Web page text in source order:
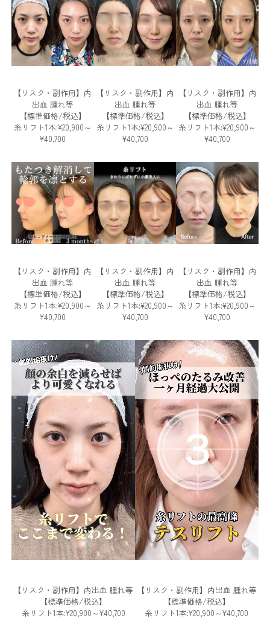
【リスク・副作用】内
出血 腫れ等
【標準価格/税込】
糸リフト1本:¥20,900～
¥40,700
【リスク・副作用】内
出血 腫れ等
【標準価格/税込】
糸リフト1本:¥20,900～
¥40,700
【リスク・副作用】内
出血 腫れ等
【標準価格/税込】
糸リフト1本:¥20,900～
¥40,700
【リスク・副作用】内
出血 腫れ等
【標準価格/税込】
糸リフト1本:¥20,900～
¥40,700
【リスク・副作用】内
出血 腫れ等
【標準価格/税込】
糸リフト1本:¥20,900～
¥40,700
【リスク・副作用】内
出血 腫れ等
【標準価格/税込】
糸リフト1本:¥20,900～
¥40,700
【リスク・副作用】内出血 腫れ等
【標準価格/税込】
糸リフト1本:¥20,900～¥40,700
【リスク・副作用】内出血 腫れ等
【標準価格/税込】
糸リフト1本:¥20,900～¥40,700